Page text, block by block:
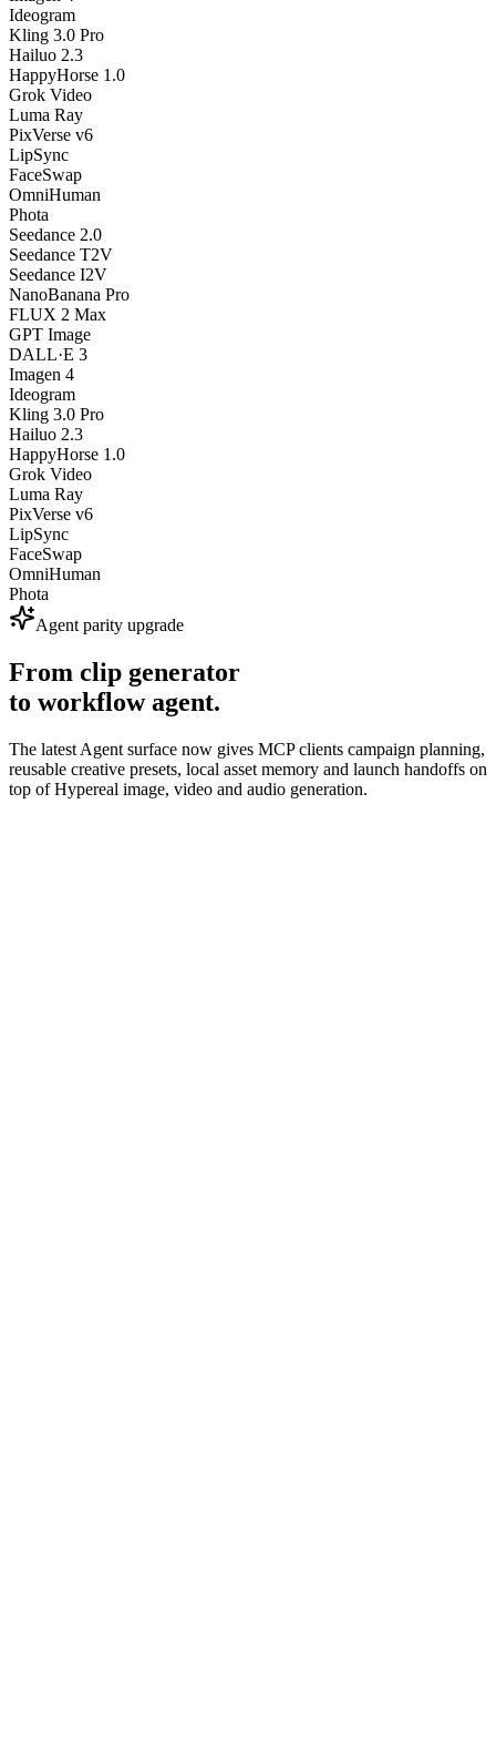
Ideogram
Kling 3.0 Pro
Hailuo 2.3
HappyHorse 1.0
Grok Video
Luma Ray
PixVerse v6
LipSync
FaceSwap
OmniHuman
Phota
Seedance 2.0
Seedance T2V
Seedance I2V
NanoBanana Pro
FLUX 2 Max
GPT Image
DALL·E 3
Imagen 4
Ideogram
Kling 3.0 Pro
Hailuo 2.3
HappyHorse 1.0
Grok Video
Luma Ray
PixVerse v6
LipSync
FaceSwap
OmniHuman
Phota
Agent parity upgrade
From clip generator
to workflow agent.
The latest Agent surface now gives MCP clients campaign planning,
reusable creative presets, local asset memory and launch handoffs on
top of Hypereal image, video and audio generation.